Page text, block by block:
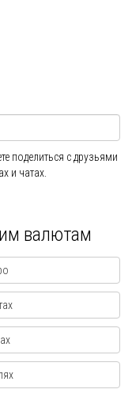
поделиться с друзьями
и чатах.
валютам